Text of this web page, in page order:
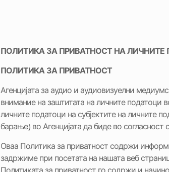
ПОЛИТИКА ЗА ПРИВАТНОСТ НА ЛИЧНИТЕ
ПОЛИТИКА ЗА ПРИВАТНОСТ
Агенцијата за аудио и аудиовизуелни
внимание на заштитата на личните податоци
личните податоци на субјектите на личните
барање) во Агенцијата да биде во
Оваа Политика за приватност содржи
задржиме при посетата на нашата веб